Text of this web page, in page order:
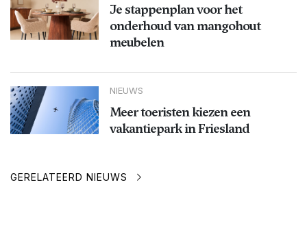
Je stappenplan voor het
onderhoud van mangohout
meubelen
NIEUWS
Meer toeristen kiezen een
vakantiepark in Friesland
GERELATEERD NIEUWS